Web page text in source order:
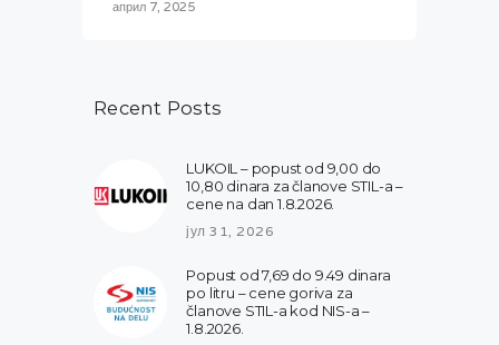
април 7, 2025
Recent Posts
LUKOIL – popust od 9,00 do
10,80 dinara za članove STIL-a –
cene na dan 1.8.2026.
јул 31, 2026
Popust od 7,69 do 9.49 dinara
po litru – cene goriva za
članove STIL-a kod NIS-a –
1.8.2026.